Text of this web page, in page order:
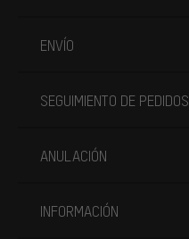
ENVÍO
SEGUIMIENTO DE PEDIDOS
ANULACIÓN
INFORMACIÓN